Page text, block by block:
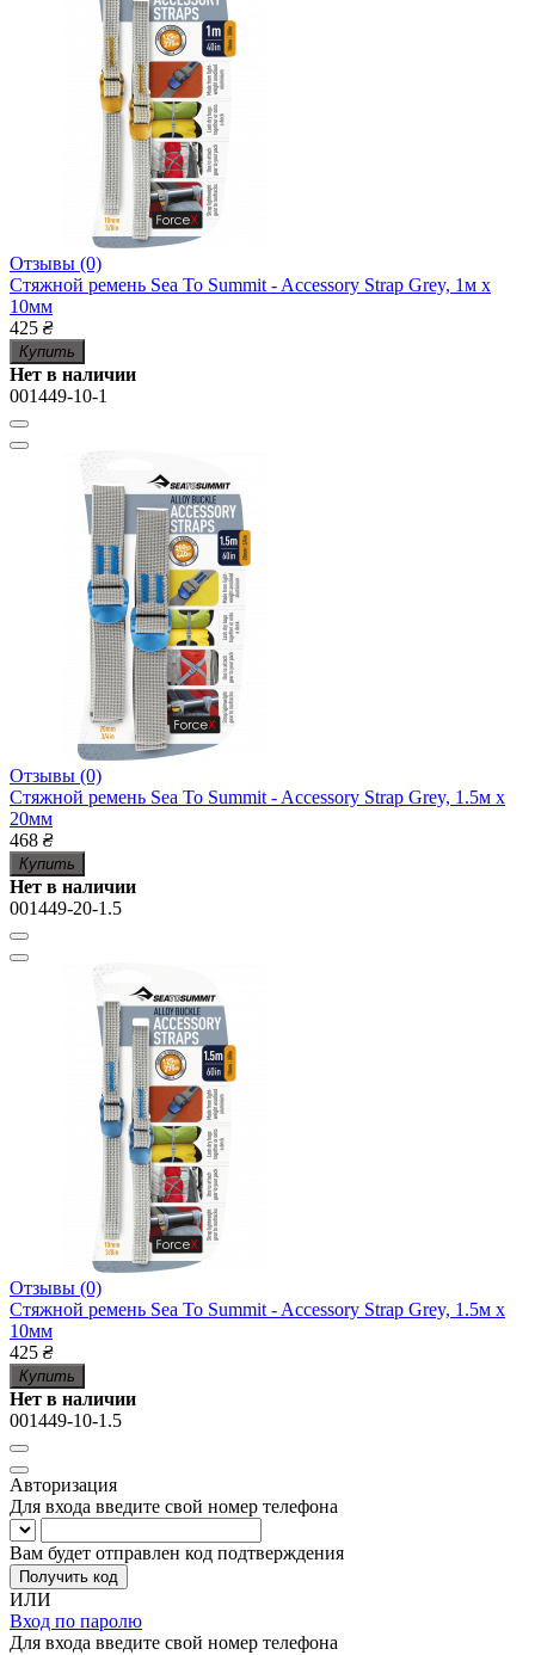
Отзывы (0)
Стяжной ремень Sea To Summit - Accessory Strap Grey, 1м x
10мм
425 ₴
Купить
Нет в наличии
001449-10-1
Отзывы (0)
Стяжной ремень Sea To Summit - Accessory Strap Grey, 1.5м x
20мм
468 ₴
Купить
Нет в наличии
001449-20-1.5
Отзывы (0)
Стяжной ремень Sea To Summit - Accessory Strap Grey, 1.5м x
10мм
425 ₴
Купить
Нет в наличии
001449-10-1.5
Авторизация
Для входа введите свой номер телефона
Вам будет отправлен код подтверждения
Получить код
ИЛИ
Вход по паролю
Для входа введите свой номер телефона